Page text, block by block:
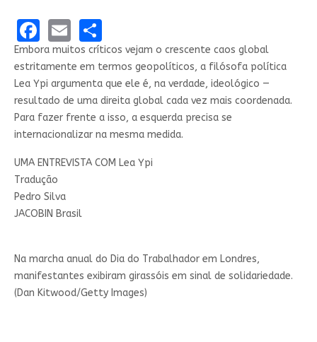
Facebook
EmailShare
Embora muitos críticos vejam o crescente caos global
estritamente em termos geopolíticos, a filósofa política
Lea Ypi argumenta que ele é, na verdade, ideológico —
resultado de uma direita global cada vez mais coordenada.
Para fazer frente a isso, a esquerda precisa se
internacionalizar na mesma medida.
UMA ENTREVISTA COM Lea Ypi
Tradução
Pedro Silva
JACOBIN Brasil
Na marcha anual do Dia do Trabalhador em Londres,
manifestantes exibiram girassóis em sinal de solidariedade.
(Dan Kitwood/Getty Images)